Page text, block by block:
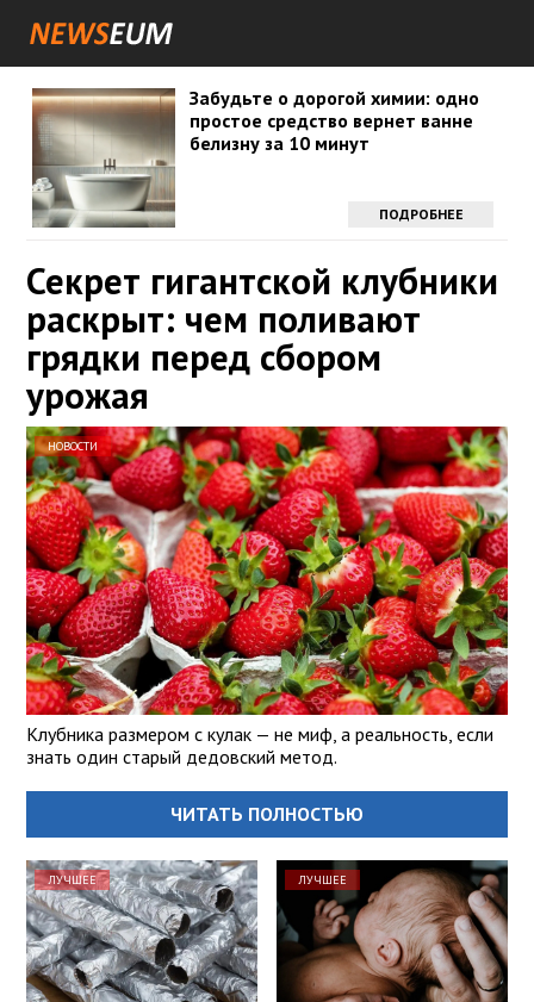
Забудьте о дорогой химии: одно
простое средство вернет ванне
белизну за 10 минут
ПОДРОБНЕЕ
Секрет гигантской клубники
раскрыт: чем поливают
грядки перед сбором
урожая
НОВОСТИ
Клубника размером с кулак — не миф, а реальность, если
знать один старый дедовский метод.
ЧИТАТЬ ПОЛНОСТЬЮ
ЛУЧШЕЕ ЛУЧШЕЕ